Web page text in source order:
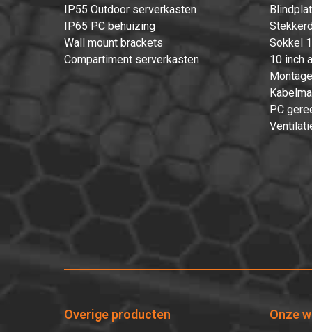
IP55 Outdoor serverkasten
IP65 PC behuizing
Wall mount brackets
Compartiment serverkasten
Sokkel
10 inch
PC
Overige producten Onze